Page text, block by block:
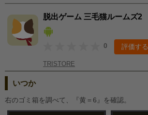
脱出ゲーム 三毛猫ルームズ2
0 評価する
TRISTORE
いつか
右のゴミ箱を調べて、『黄＝6』を確認。